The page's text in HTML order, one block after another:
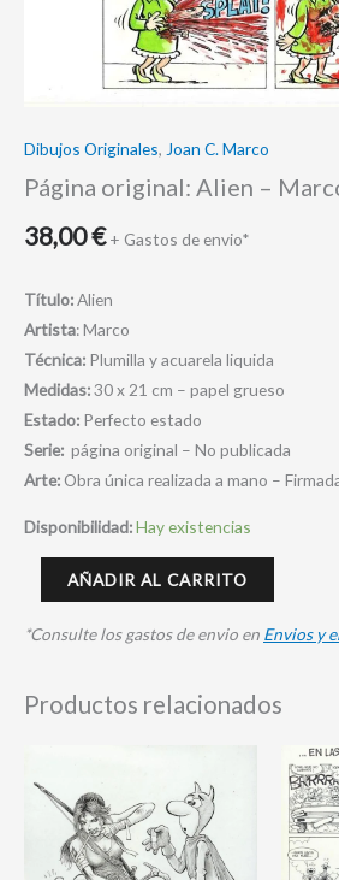
Dibujos Originales, Joan C. Marco
Página original: Alien –
38,00€ + Gastos de envio*
Título:Alien
Artista: Marco
Técnica: Plumilla y acuarela liquida
Medidas:30 x 21 cm – papel grueso
Estado: Perfecto estado
Serie: página original – No publicada
Arte: Obra única realizada a mano –
Disponibilidad:Hay existencias
AÑADIR AL CARRITO
*Consulte los gastos de envio en Envios y
Productos relacionados